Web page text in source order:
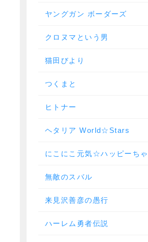
ヤングガン ボーダーズ
クロヌマという男
猫田びより
つくまと
ヒトナー
ヘタリア World☆Stars
にこにこ元気☆ハッピーち
無敵のスバル
来見沢善彦の愚行
ハーレム勇者伝説